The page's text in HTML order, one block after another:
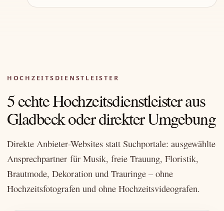
HOCHZEITSDIENSTLEISTER
5 echte Hochzeitsdienstleister aus
Gladbeck oder direkter Umgebung
Direkte Anbieter-Websites statt Suchportale: ausgewählte
Ansprechpartner für Musik, freie Trauung, Floristik,
Brautmode, Dekoration und Trauringe – ohne
Hochzeitsfotografen und ohne Hochzeitsvideografen.